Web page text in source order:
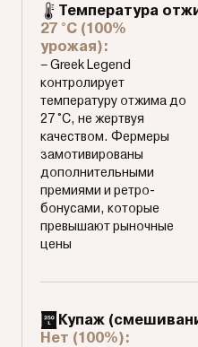
Температура
27 °C (100%
урожая):
– Greek Legend
контролирует
температуру отжима до
27 °C, не жертвуя
качеством. Фермеры
замотивированы
дополнительными
премиями и ретро-
бонусами, которые
превышают рыночные
цены
Купаж
Нет (100%):